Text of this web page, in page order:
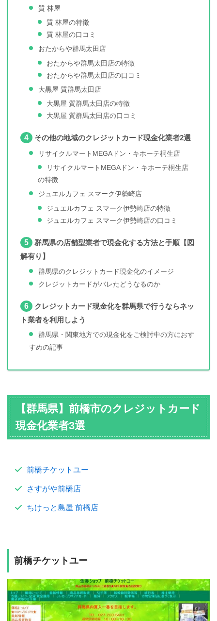
質 林屋
質 林屋の特徴
質 林屋の口コミ
おたからや群馬太田店
おたからや群馬太田店の特徴
おたからや群馬太田店の口コミ
大黒屋 質群馬太田店
大黒屋 質群馬太田店の特徴
大黒屋 質群馬太田店の口コミ
4 その他の地域のクレジットカード現金化業者2選
リサイクルマートMEGAドン・キホーテ桐生店
リサイクルマートMEGAドン・キホーテ桐生店
の特徴
ジュエルカフェ スマーク伊勢崎店
ジュエルカフェ スマーク伊勢崎店の特徴
ジュエルカフェ スマーク伊勢崎店の口コミ
5
群馬県の店舗型業者で現金化する方法と手順【図
解有り】
群馬県のクレジットカード現金化のイメージ
クレジットカードがバレたどうなるのか
6
クレジットカード現金化を群馬県で行うならネッ
ト業者を利用しよう
群馬県・関東地方での現金化をご検討中の方におす
すめの記事
【群馬県】前橋市のクレジットカード
現金化業者3選
前橋チケットユー
さすがや前橋店
ちけっと島屋 前橋店
前橋チケットユー